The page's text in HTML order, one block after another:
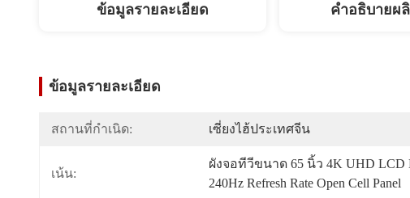
ข้อมูลรายละเอียด คำอธิบาย
ข้อมูลรายละเอียด
สถานที่กำเนิด: เซี่ยงไฮ้ประเทศจีน
เน้น:
ผังจอทีวีขนาด 65 นิ้ว 4K UHD LCD
240Hz Refresh Rate Open Cell Panel